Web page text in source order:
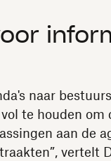
naar
te houden om
aan de
vertelt